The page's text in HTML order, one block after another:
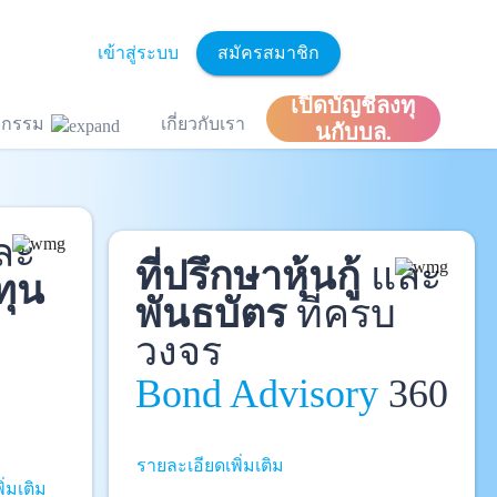
เข้าสู่ระบบ สมัครสมาชิก
รรม เกี่ยวกับเรา
เปิดบัญชีลงทุ
นกับบล.
ะ
น
มเติม
ที่ปรึกษาหุ้นกู้ และ
พันธบัตรที่ครบ
วงจร
Bond Advisory360
รายละเอียดเพิ่มเติม